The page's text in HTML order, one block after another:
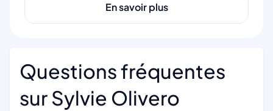
En savoir plus
Questions fréquentes
sur Sylvie Olivero